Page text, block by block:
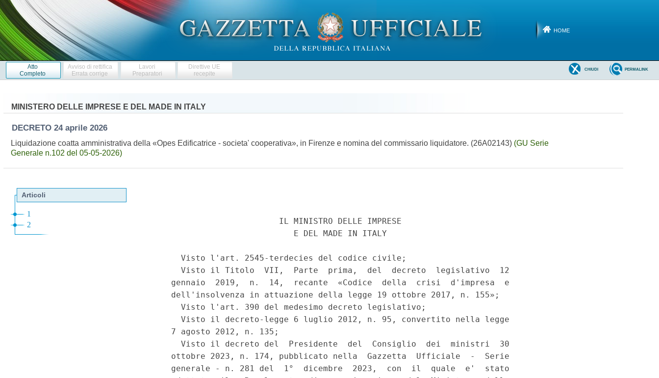
HOME
Atto
Completo
Avviso di rettifica
Errata corrige
Lavori
Preparatori
Direttive UE
recepite
PERMALINK
CHIUDI
MINISTERO DELLE IMPRESE E DEL MADE IN ITALY
DECRETO 24 aprile 2026
Liquidazione coatta amministrativa della «Opes Edificatrice - societa' cooperativa», in Firenze e nomina del commissario liquidatore. (26A02143) (GU Serie
Generale n.102 del 05-05-2026)